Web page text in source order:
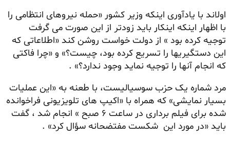
اولاند با یادآوری اینکه وزیر کشور «حمله نیروهای انتظامی را
با اظهار اینکه اینکار باید زودتر از این صورت می گرفت
توجیه کرده بود » از دولت خواست روشن کند «اطلاعاتی که
این دستگیریها را تسریع کرده بود، چیست؟» و «چرا فاکتی
که انجام آنها را توجیه نماید وجود ندارد؟» .
مرد شماره یک حزب سوسیالیست، با طعنه به «این عملیات
بسیار نمایشی» که همراه با «اکیپ های تلویزیونی فراخوانده
شده برای فیلم برداری در ساعت ۶ صبح » انجام شد ، گفت
باید «در مورد این شکست مفتضحانه سؤال کرد» .